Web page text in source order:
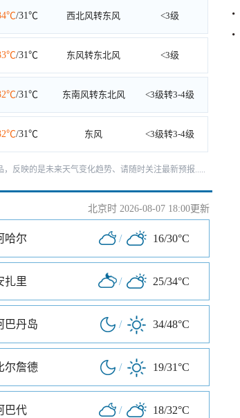
/31℃ 西北风转东风 <3级
/31℃ 东风转东北风 <3级
/31℃ 东南风转东北风 <3级转3-4级
/31℃ 东风 <3级转3-4级
，反映的是未来天气变化趋势、请随时关注最新预报.....
北京时 2026-08-07 18:00更新
哈尔 / 16/30°C
扎里 / 25/34°C
巴丹岛 / 34/48°C
尔詹德 / 19/31°C
巴代 / 18/32°C